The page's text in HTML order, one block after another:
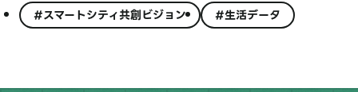
#スマートシティ共創ビジョン #生活データ